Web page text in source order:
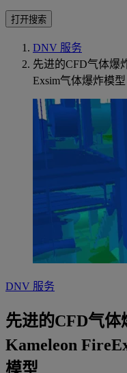
打开搜索
DNV 服务
先进的CFD气体爆
Exsim气体爆炸模型
DNV 服务
先进的CFD气
Kameleon
模型